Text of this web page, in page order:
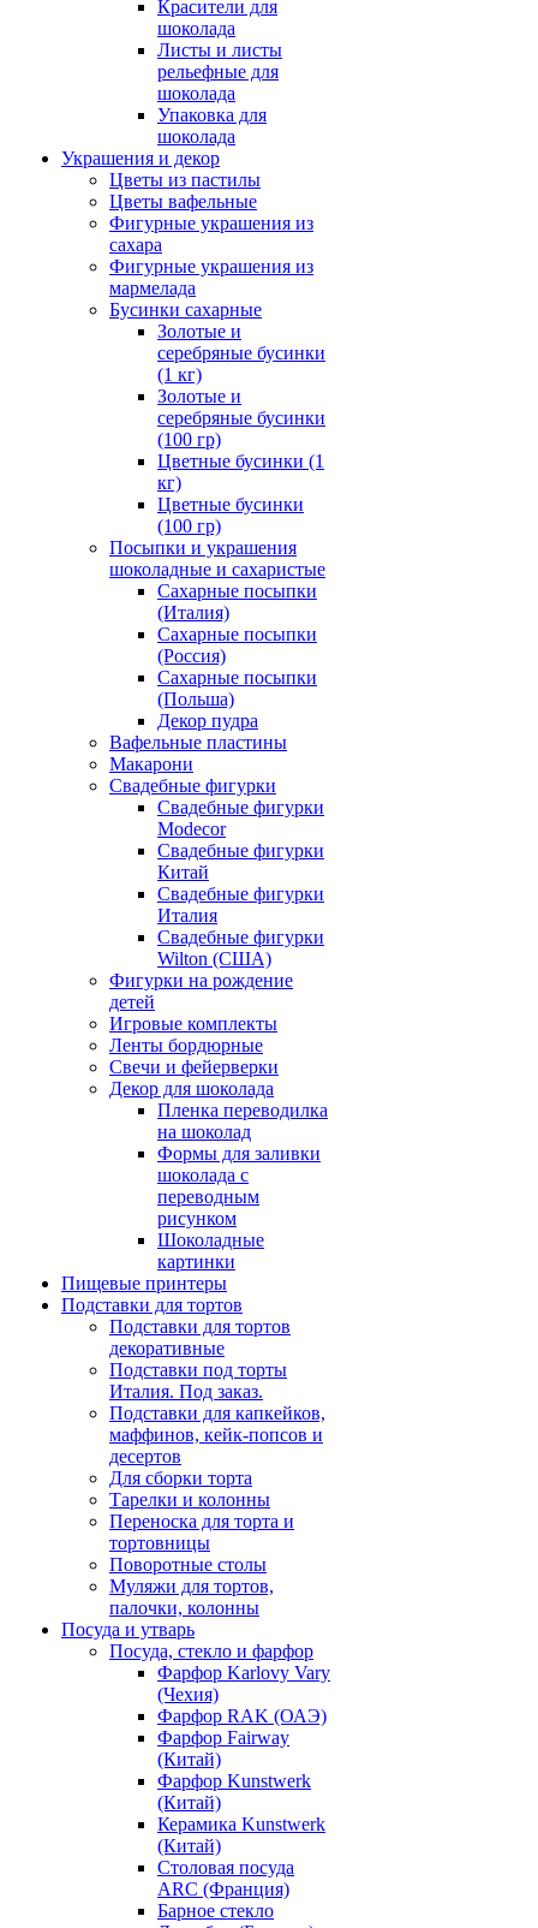
Красители для
шоколада
Листы и листы
рельефные для
шоколада
Упаковка для
шоколада
Украшения и декор
Цветы из пастилы
Цветы вафельные
Фигурные украшения из
сахара
Фигурные украшения из
мармелада
Бусинки сахарные
Золотые и
серебряные бусинки
(1 кг)
Золотые и
серебряные бусинки
(100 гр)
Цветные бусинки (1
кг)
Цветные бусинки
(100 гр)
Посыпки и украшения
шоколадные и сахаристые
Сахарные посыпки
(Италия)
Сахарные посыпки
(Россия)
Сахарные посыпки
(Польша)
Декор пудра
Вафельные пластины
Макарони
Свадебные фигурки
Свадебные фигурки
Modecor
Свадебные фигурки
Китай
Свадебные фигурки
Италия
Свадебные фигурки
Wilton (США)
Фигурки на рождение
детей
Игровые комплекты
Ленты бордюрные
Свечи и фейерверки
Декор для шоколада
Пленка переводилка
на шоколад
Формы для заливки
шоколада с
переводным
рисунком
Шоколадные
картинки
Пищевые принтеры
Подставки для тортов
Подставки для тортов
декоративные
Подставки под торты
Италия. Под заказ.
Подставки для капкейков,
маффинов, кейк-попсов и
десертов
Для сборки торта
Тарелки и колонны
Переноска для торта и
тортовницы
Поворотные столы
Муляжи для тортов,
палочки, колонны
Посуда и утварь
Посуда, стекло и фарфор
Фарфор Karlovy Vary
(Чехия)
Фарфор RAK (ОАЭ)
Фарфор Fairway
(Китай)
Фарфор Kunstwerk
(Китай)
Керамика Kunstwerk
(Китай)
Столовая посуда
ARC (Франция)
Барное стекло